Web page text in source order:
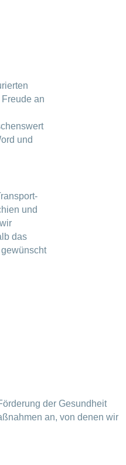
an
und
und
das
der Gesundheit
an, von denen wir